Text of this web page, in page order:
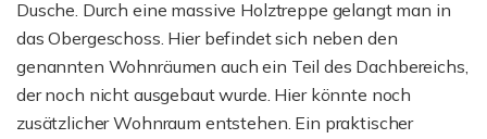
Dusche. Durch eine massive Holztreppe gelangt man in
das Obergeschoss. Hier befindet sich neben den
genannten Wohnräumen auch ein Teil des Dachbereichs,
der noch nicht ausgebaut wurde. Hier könnte noch
zusätzlicher Wohnraum entstehen. Ein praktischer